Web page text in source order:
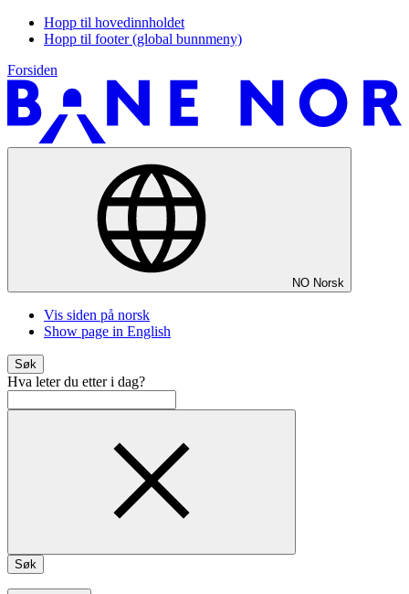
Hopp til hovedinnholdet
Hopp til footer (global bunnmeny)
Forsiden
NO Norsk
Vis siden på norsk
Show page in English
Søk
Hva leter du etter i dag?
Søk